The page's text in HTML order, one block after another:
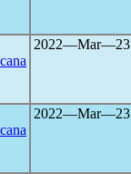
2022―Mar―23
2022―Mar―23